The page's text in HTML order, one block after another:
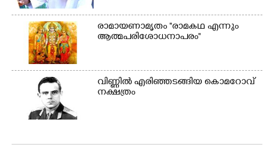
രാമായണാമൃതം ''രാമകഥ എന്നും
ആത്മപരിശോധനാപരം''
വി​ണ്ണി​ൽ​ ​എ​രി​ഞ്ഞ​ട​ങ്ങിയ കൊ​മ​റോ​വ് ​
ന​ക്ഷ​ത്രം